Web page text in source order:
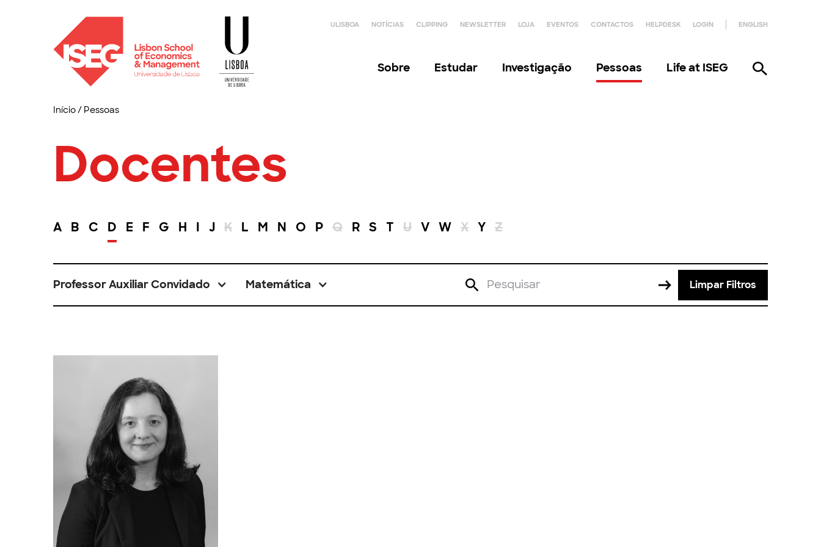
ULISBOA NOTÍCIAS CLIPPING NEWSLETTER LOJA EVENTOS CONTACTOS HELPDESK LOGIN ENGLISH
Sobre Estudar Investigação Pessoas Life at ISEG
Início/ Pessoas
Docentes
A B C D E F G H I J K L M N O P Q R S T U V W X Y Z
Professor Auxiliar Convidado Matemática Limpar Filtros